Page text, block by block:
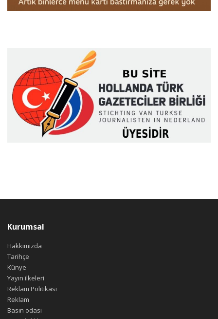
Kurumsal
Hakkımızda
Tarihçe
Künye
Yayın ilkeleri
Reklam Politikası
Reklam
Basın odası